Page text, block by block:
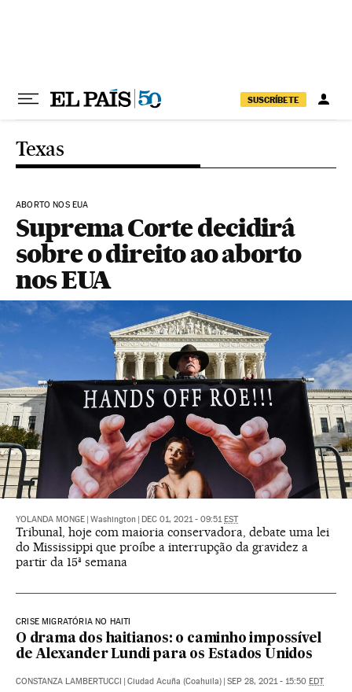
SUSCRÍBETE
Texas
ABORTO NOS EUA
Suprema Corte decidirá
sobre o direito ao aborto
nos EUA
YOLANDA MONGE Washington DEC 01, 2021 - 09:51 EST
Tribunal, hoje com maioria conservadora, debate uma lei
do Mississippi que proíbe a interrupção da gravidez a
partir da 15ª semana
CRISE MIGRATÓRIA NO HAITI
O drama dos haitianos: o caminho impossível
de Alexander Lundi para os Estados Unidos
CONSTANZA LAMBERTUCCI Ciudad Acuña (Coahuila) SEP 28, 2021 - 15:50 EDT